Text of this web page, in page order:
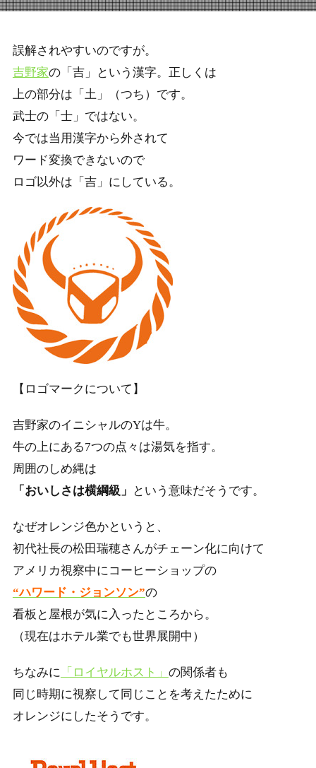
誤解されやすいのですが。
吉野家の「吉」という漢字。正しくは
上の部分は「土」（つち）です。
武士の「士」ではない。
今では当用漢字から外されて
ワード変換できないので
ロゴ以外は「吉」にしている。
【ロゴマークについて】
吉野家のイニシャルのYは牛。
牛の上にある7つの点々は湯気を指す。
周囲のしめ縄は
「おいしさは横綱級」
という意味だそうです。
なぜオレンジ色かというと、
初代社長の松田瑞穂さんがチェーン化に向けて
アメリカ視察中にコーヒーショップの
“ハワード・ジョンソン”の
看板と屋根が気に入ったところから。
（現在はホテル業でも世界展開中）
ちなみに 「ロイヤルホスト」 の関係者も
同じ時期に視察して同じことを考えたために
オレンジにしたそうです。